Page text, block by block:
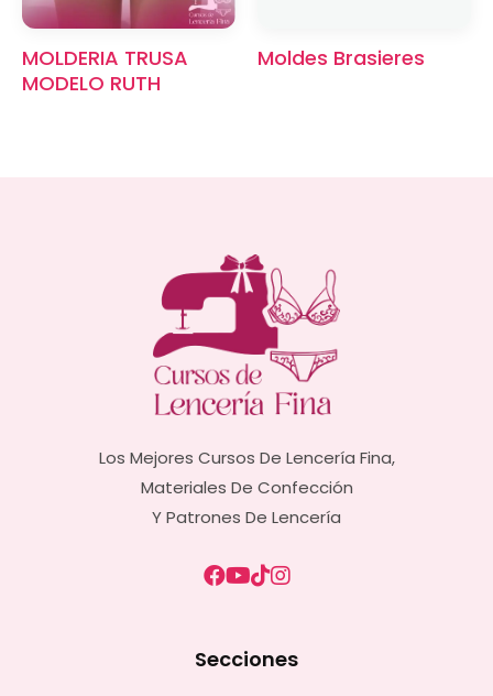
MOLDERIA TRUSA
MODELO RUTH
Moldes Brasieres
Los Mejores Cursos De Lencería Fina,
Materiales De Confección
Y Patrones De Lencería
Secciones